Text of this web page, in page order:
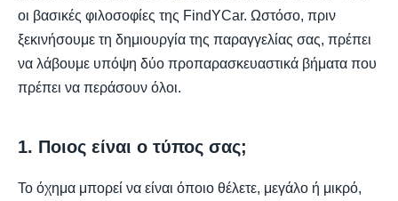
οι βασικές φιλοσοφίες της FindYCar. Ωστόσο, πριν
ξεκινήσουμε τη δημιουργία της παραγγελίας σας, πρέπει
να λάβουμε υπόψη δύο προπαρασκευαστικά βήματα που
πρέπει να περάσουν όλοι.
1. Ποιος είναι ο τύπος σας;
Το όχημα μπορεί να είναι όποιο θέλετε, μεγάλο ή μικρό,